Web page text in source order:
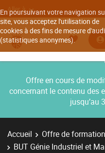
En poursuivant votre navigation
site, vous acceptez l'utilisation de
cookies à des fins de mesure
(statistiques anonymes).
Aller à
Offre en cours de
concernant le contenu des
jusqu’au
Accueil Offre de formation
BUT Génie Industriel et